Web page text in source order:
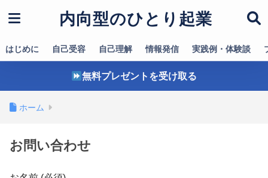
内向型のひとり起業
はじめに 自己受容 自己理解 情報発信 実践例・体験談
無料プレゼントを受け取る
ホーム
お問い合わせ